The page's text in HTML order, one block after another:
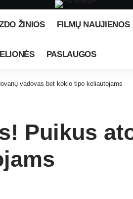
ŽINIOS FILMŲ NAUJIENOS
PASLAUGOS
vadovas bet kokio tipo keliautojams
Puikus